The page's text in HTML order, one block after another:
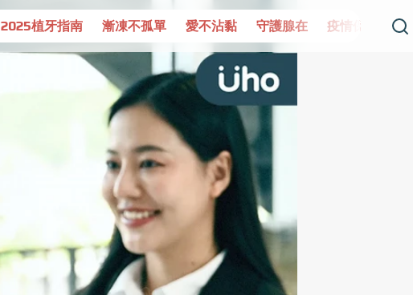
漸凍不孤單 愛不沾黏 守護腺在 疫情保衛戰 再生醫學 愛的